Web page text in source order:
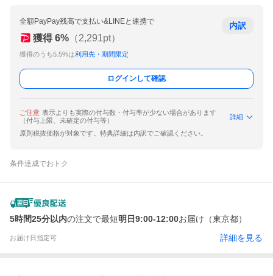
全額PayPay残高で支払い&LINEと連携で
獲得 6% （2,291pt）
獲得のうち5.5%は利用先・期間限定
内訳
ログインして確認
ご注意 表示よりも実際の付与数・付与率が少ない場合があります
（付与上限、未確定の付与等）
詳細
原則税抜価格が対象です。特典詳細は内訳でご確認ください。
条件達成でおトク
5時間25分以内の注文で最短明日9:00-12:00お届け（東京都）
お届け日指定可 詳細を見る